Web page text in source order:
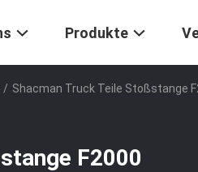
Produkte
/ Shacman Truck Teile Stoßstange
F2000